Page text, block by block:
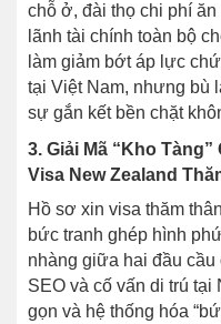
chỗ ở, đài thọ chi phí
lãnh tài chính toàn bộ
làm giảm bớt áp lực
tại Việt Nam, nhưng bù
sự gắn kết bền chặt
3. Giải Mã “Kho
Visa New Zealand
Hồ sơ xin visa thăm
bức tranh ghép hình
nhàng giữa hai đầu cầu
SEO và cố vấn di trú tại
gọn và hệ thống hóa